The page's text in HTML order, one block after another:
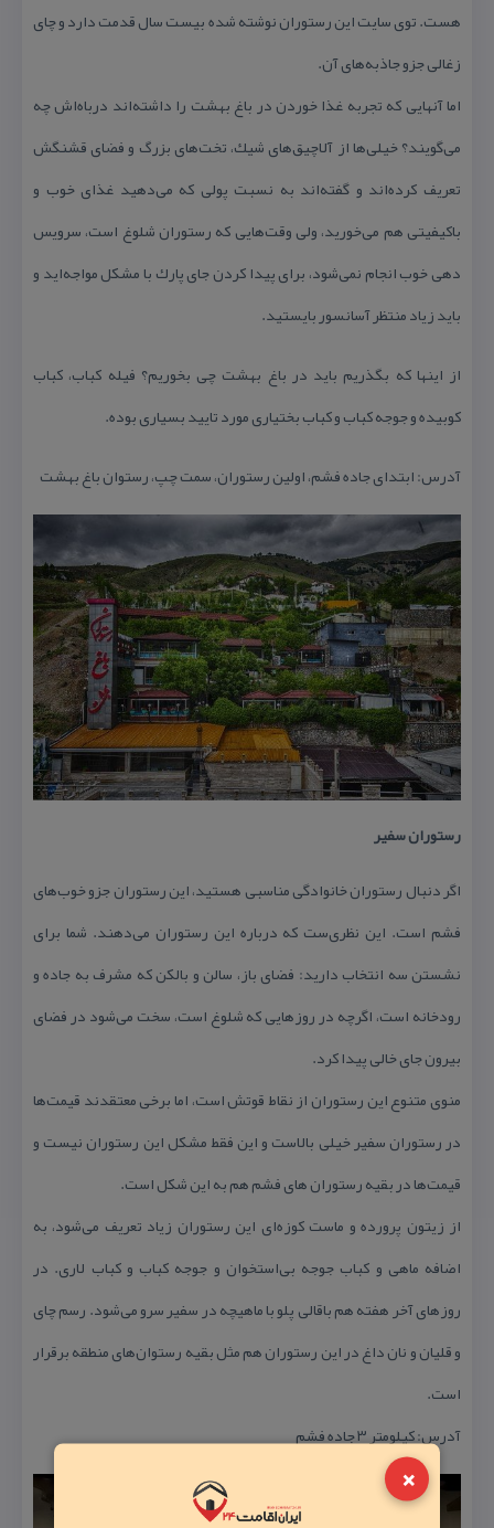
×
هست. توی سایت این رستوران نوشته شده بیست سال قدمت دارد و چای
زغالی جزو جاذبه‌های آن.
اما آنهایی كه تجربه غذا خوردن در باغ بهشت را داشته‌اند درباه‌اش چه
می‌گویند؟ خیلی‌ها از آلاچیق‌های شیك، تخت‌های بزرگ و فضای قشنگش
تعریف كرده‌اند و گفته‌اند به نسبت پولی كه می‌دهید غذای خوب و
باكیفیتی هم می‌خورید، ولی وقت‌هایی كه رستوران شلوغ است، سرویس
دهی خوب انجام نمی‌شود، برای پیدا كردن جای پارك با مشكل مواجه‌اید و
باید زیاد منتظر آسانسور بایستید.
از اینها كه بگذریم باید در باغ بهشت چی بخوریم؟ فیله كباب، كباب
كوبیده و جوجه كباب و كباب بختیاری مورد تایید بسیاری بوده.
آدرس: ابتدای جاده فشم، اولین رستوران، سمت چپ، رستوان باغ بهشت
رستوران سفیر
اگر دنبال رستوران خانوادگی مناسبی هستید، این رستوران جزو خوب‌های
فشم است. این نظری‌ست كه درباره این رستوران می‌دهند. شما برای
نشستن سه انتخاب دارید: فضای باز، سالن و بالكن كه مشرف به جاده و
رودخانه است، اگرچه در روزهایی كه شلوغ است، سخت می‌شود در فضای
بیرون جای خالی پیدا كرد.
منوی متنوع این رستوران از نقاط قوتش است، اما برخی معتقدند قیمت‌ها
در رستوران سفیر خیلی بالاست و این فقط مشكل این رستوران نیست و
قیمت‌ها در بقیه رستوران‌ های فشم هم به این شكل است.
از زیتون پرورده و ماست كوزه‌ای این رستوران زیاد تعریف می‌شود، به
اضافه ماهی و كباب جوجه بی‌استخوان و جوجه كباب و كباب لاری. در
روزهای آخر هفته هم باقالی پلو با ماهیچه در سفیر سرو می‌شود. رسم چای
و قلیان و نان داغ در این رستوران هم مثل بقیه رستوان‌های منطقه برقرار
است.
آدرس: كیلومتر ۳ جاده فشم